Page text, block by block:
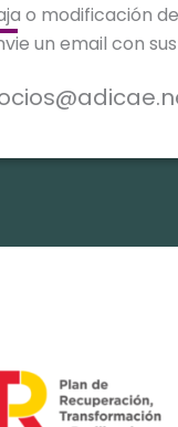
o modificación
un email con